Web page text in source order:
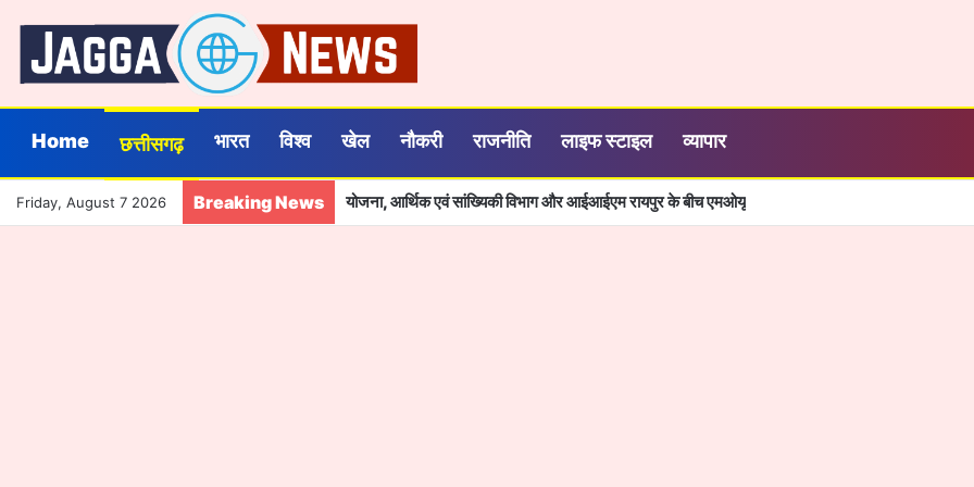
Home छत्तीसगढ़ भारत विश्व खेल नौकरी राजनीति लाइफ स्टाइल व्यापार
Friday, August 7 2026 Breaking News योजना, आर्थिक एवं सांख्यिकी विभाग और आईआईएम रायपुर के बीच एमओयू